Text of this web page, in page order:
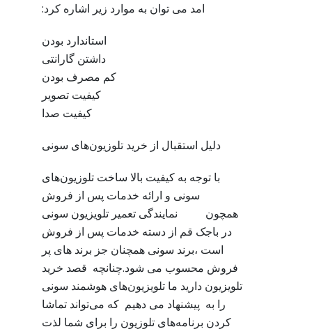
امد می توان به موارد زیر اشاره کرد:
استاندارد بودن
داشتن گارانتی
کم مصرف بودن
کیفیت تصویر
کیفیت صدا
دلیل استقبال از خرید تلوزیون‌های سونی
با توجه به کیفیت بالا ساخت تلوزیون‌های
سونی و ارائه خدمات پس از فروش
همچون نمایندگی تعمیر تلویزیون سونی
در باجک قم از دسته خدمات پس از فروش
است ،برند سونی همچنان جز برند های پر
فروش محسوب می شود.چنانچه قصد خرید
تلویزیون دارید ما تلویزیون‌های هوشمند سونی
را به پیشنهاد می‌ دهیم که می‌تواند تماشا
کردن برنامه‌های تلوزیون را برای شما لذت